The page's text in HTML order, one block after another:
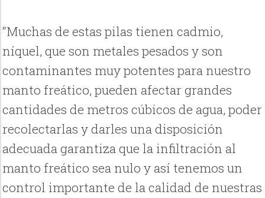
“Muchas de estas pilas tienen cadmio,
níquel, que son metales pesados y son
contaminantes muy potentes para nuestro
manto freático, pueden afectar grandes
cantidades de metros cúbicos de agua, poder
recolectarlas y darles una disposición
adecuada garantiza que la infiltración al
manto freático sea nulo y así tenemos un
control importante de la calidad de nuestras